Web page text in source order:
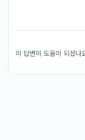
이 답변이 도움이 되셨나